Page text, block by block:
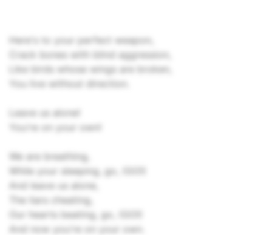
Here's to your perfect weapon,
Crack bones with blind aggression,
Like birds whose wings are broken,
You live without direction.
Leave us alone!
You're on your own!
We are breathing,
While your sleeping, go, (GO!)
And leave us alone,
The liars cheating,
Our hearts beating, go, (GO!)
And now you're on your own.